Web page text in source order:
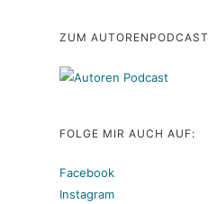
ZUM AUTORENPODCAST
FOLGE MIR AUCH AUF:
Facebook
Instagram